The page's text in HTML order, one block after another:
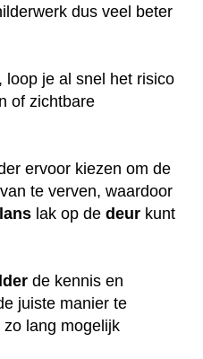
dus veel beter
loop je al snel het risico
of zichtbare
ervoor kiezen om de
te verven, waardoor
lak op de deur kunt
de kennis en
juiste manier te
lang mogelijk